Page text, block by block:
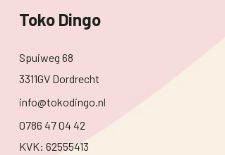
Toko Dingo
Spuiweg 68
3311GV Dordrecht
info@tokodingo.nl
0786 47 04 42
KVK: 62555413